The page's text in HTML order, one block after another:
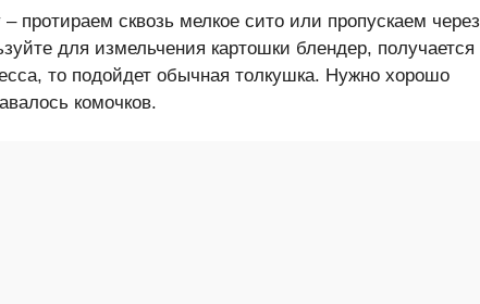
протираем сквозь мелкое сито или пропускаем через
для измельчения картошки блендер, получается
то подойдет обычная толкушка. Нужно хорошо
комочков.